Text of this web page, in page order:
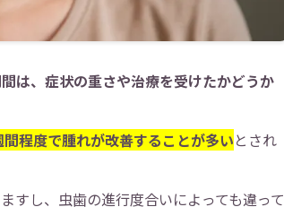
は、症状の重さや治療を受けたかどうか
程度で腫れが改善することが多いとされ
すし、虫歯の進行度合いによっても違って